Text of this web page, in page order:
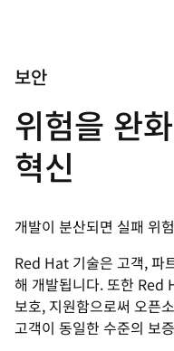
보안
위험을 완
혁신
개발이 분산되면 실패 위
Red Hat 기술은 고객, 파
해 개발됩니다. 또한 Red
보호, 지원함으로써 오픈
고객이 동일한 수준의 보